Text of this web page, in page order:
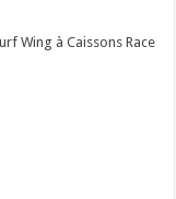
Wing à Caissons Race